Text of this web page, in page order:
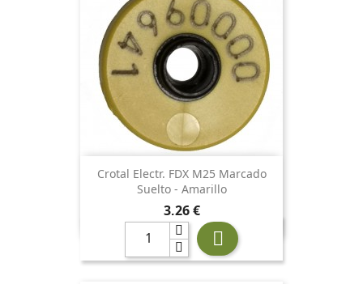
Crotal Electr. FDX M25 Marcado
Suelto - Amarillo
Precio
3,26 €
